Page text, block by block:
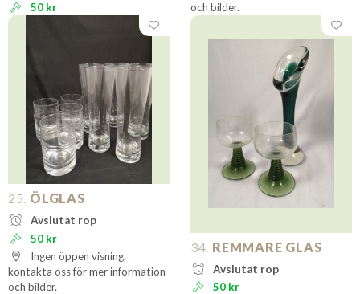
50 kr
och bilder.
25. ÖLGLAS
Avslutat rop
50 kr
Ingen öppen visning,
kontakta oss för mer information
och bilder.
34. REMMARE GLAS
Avslutat rop
50 kr